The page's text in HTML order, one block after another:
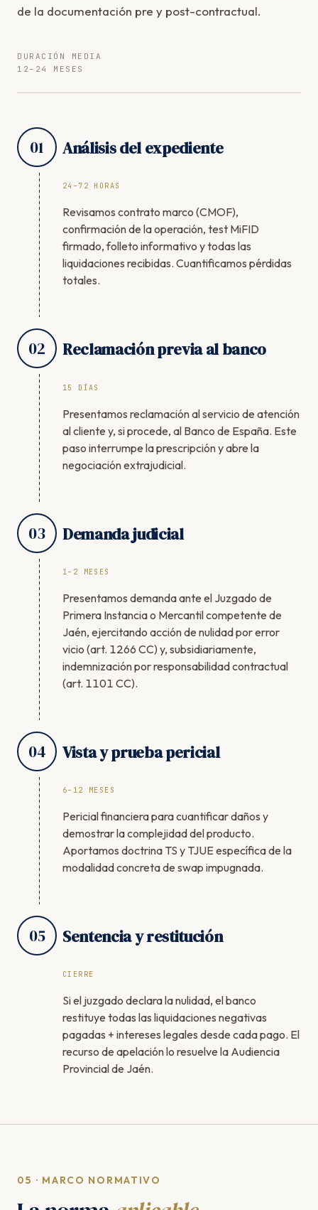
de la documentación pre y post-contractual.
DURACIÓN MEDIA
12–24 MESES
01 Análisis del expediente
24–72 HORAS
Revisamos contrato marco (CMOF),
confirmación de la operación, test MiFID
firmado, folleto informativo y todas las
liquidaciones recibidas. Cuantificamos pérdidas
totales.
02 Reclamación previa al banco
15 DÍAS
Presentamos reclamación al servicio de atención
al cliente y, si procede, al Banco de España. Este
paso interrumpe la prescripción y abre la
negociación extrajudicial.
03 Demanda judicial
1–2 MESES
Presentamos demanda ante el Juzgado de
Primera Instancia o Mercantil competente de
Jaén, ejercitando acción de nulidad por error
vicio (art. 1266 CC) y, subsidiariamente,
indemnización por responsabilidad contractual
(art. 1101 CC).
04 Vista y prueba pericial
6–12 MESES
Pericial financiera para cuantificar daños y
demostrar la complejidad del producto.
Aportamos doctrina TS y TJUE específica de la
modalidad concreta de swap impugnada.
05 Sentencia y restitución
CIERRE
Si el juzgado declara la nulidad, el banco
restituye todas las liquidaciones negativas
pagadas + intereses legales desde cada pago. El
recurso de apelación lo resuelve la Audiencia
Provincial de Jaén.
05 · MARCO NORMATIVO